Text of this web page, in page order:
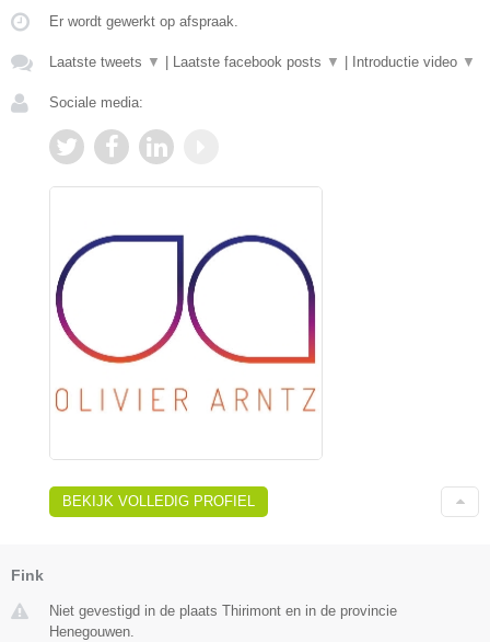
Er wordt gewerkt op afspraak.
Laatste tweets ▼ Laatste facebook posts ▼ Introductie video ▼
Sociale media:
BEKIJK VOLLEDIG PROFIEL
Fink
Niet gevestigd in de plaats Thirimont en in de provincie
Henegouwen.